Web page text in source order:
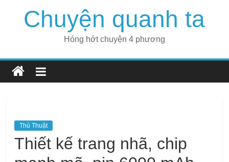
Chuyện quanh ta
Hóng hớt chuyện 4 phương
Thủ Thuật
Thiết kế trang nhã, chip